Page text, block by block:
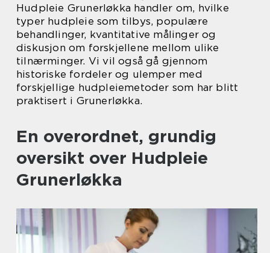
Hudpleie Grunerløkka handler om, hvilke
typer hudpleie som tilbys, populære
behandlinger, kvantitative målinger og
diskusjon om forskjellene mellom ulike
tilnærminger. Vi vil også gå gjennom
historiske fordeler og ulemper med
forskjellige hudpleiemetoder som har blitt
praktisert i Grunerløkka.
En overordnet, grundig
oversikt over Hudpleie
Grunerløkka